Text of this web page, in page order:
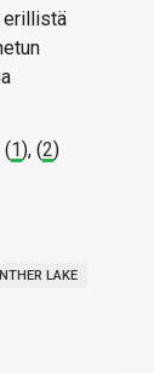
erillistä
(1), (2)
LAKE